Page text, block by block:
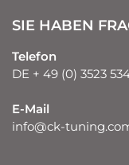
SIE HABEN
Telefon
DE + 49 (0) 3523
E-Mail
info@ck-